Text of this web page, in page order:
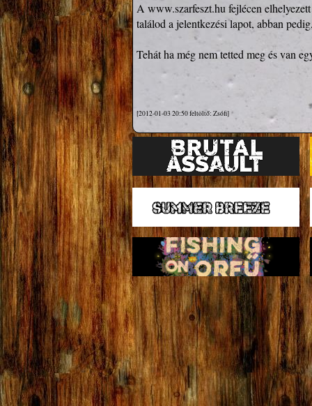
A www.szarfeszt.hu fejlécen
találod a jelentkezési lapot, abban
Tehát ha még nem tetted meg és van
[2012-01-03 20:50 feltöltő: Zsófi]